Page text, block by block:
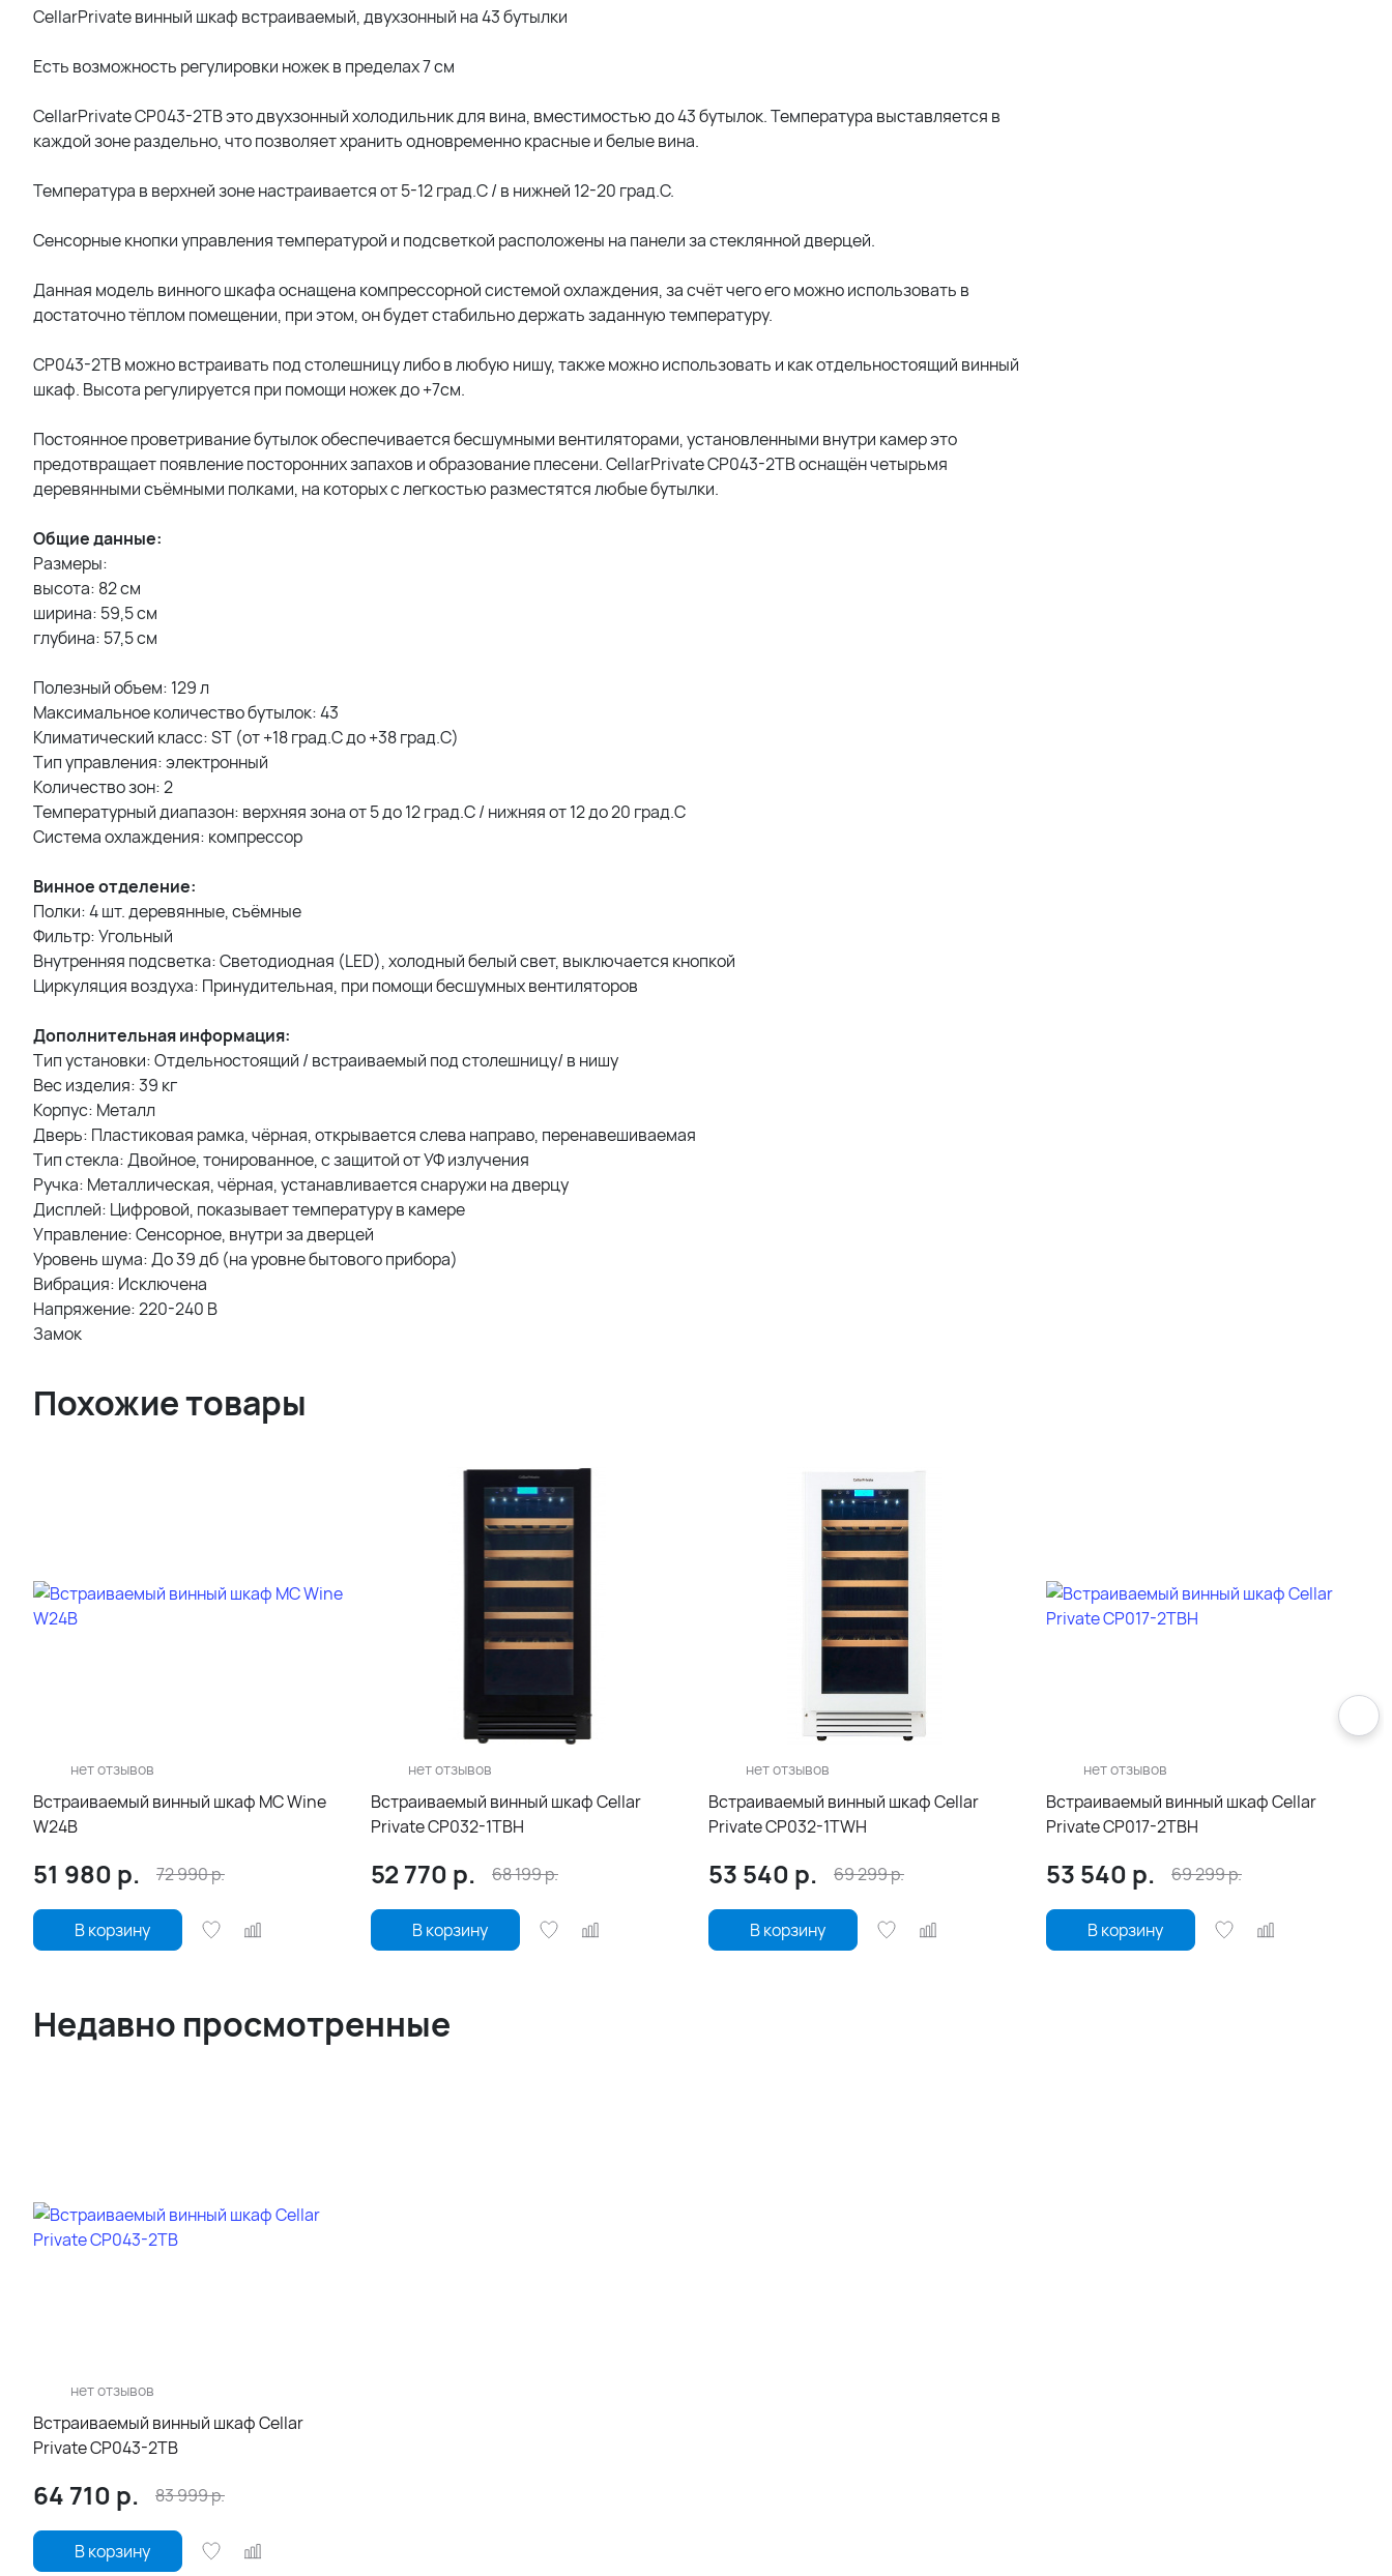
CellarPrivate винный шкаф встраиваемый, двухзонный на 43 бутылки
Есть возможность регулировки ножек в пределах 7 см
CellarPrivate CP043-2TB это двухзонный холодильник для вина, вместимостью до 43 бутылок. Температура выставляется в
каждой зоне раздельно, что позволяет хранить одновременно красные и белые вина.
Температура в верхней зоне настраивается от 5-12 град.С / в нижней 12-20 град.С.
Сенсорные кнопки управления температурой и подсветкой расположены на панели за стеклянной дверцей.
Данная модель винного шкафа оснащена компрессорной системой охлаждения, за счёт чего его можно использовать в
достаточно тёплом помещении, при этом, он будет стабильно держать заданную температуру.
CP043-2TB можно встраивать под столешницу либо в любую нишу, также можно использовать и как отдельностоящий винный
шкаф. Высота регулируется при помощи ножек до +7см.
Постоянное проветривание бутылок обеспечивается бесшумными вентиляторами, установленными внутри камер это
предотвращает появление посторонних запахов и образование плесени. CellarPrivate CP043-2TB оснащён четырьмя
деревянными съёмными полками, на которых с легкостью разместятся любые бутылки.
Общие данные:
Размеры:
высота: 82 см
ширина: 59,5 см
глубина: 57,5 см
Полезный объем: 129 л
Максимальное количество бутылок: 43
Климатический класс: ST (от +18 град.С до +38 град.С)
Тип управления: электронный
Количество зон: 2
Температурный диапазон: верхняя зона от 5 до 12 град.C / нижняя от 12 до 20 град.C
Система охлаждения: компрессор
Винное отделение:
Полки: 4 шт. деревянные, съёмные
Фильтр: Угольный
Внутренняя подсветка: Светодиодная (LED), холодный белый свет, выключается кнопкой
Циркуляция воздуха: Принудительная, при помощи бесшумных вентиляторов
Дополнительная информация:
Тип установки: Отдельностоящий / встраиваемый под столешницу/ в нишу
Вес изделия: 39 кг
Корпус: Металл
Дверь: Пластиковая рамка, чёрная, открывается слева направо, перенавешиваемая
Тип стекла: Двойное, тонированное, с защитой от УФ излучения
Ручка: Металлическая, чёрная, устанавливается снаружи на дверцу
Дисплей: Цифровой, показывает температуру в камере
Управление: Сенсорное, внутри за дверцей
Уровень шума: До 39 дб (на уровне бытового прибора)
Вибрация: Исключена
Напряжение: 220-240 В
Замок
Похожие товары
нет отзывов
Встраиваемый винный шкаф MC Wine
W24B
51 980 р. 72 990р.
В корзину
нет отзывов
Встраиваемый винный шкаф Cellar
Private CP032-1TBH
52 770 р. 68 199р.
В корзину
нет отзывов
Встраиваемый винный шкаф Cellar
Private CP032-1TWH
53 540 р. 69 299р.
В корзину
нет отзывов
Встраиваемый винный шкаф Cellar
Private CP017-2TBH
53 540 р. 69 299р.
В корзину
Недавно просмотренные
нет отзывов
Встраиваемый винный шкаф Cellar
Private CP043-2TB
64 710 р. 83 999р.
В корзину